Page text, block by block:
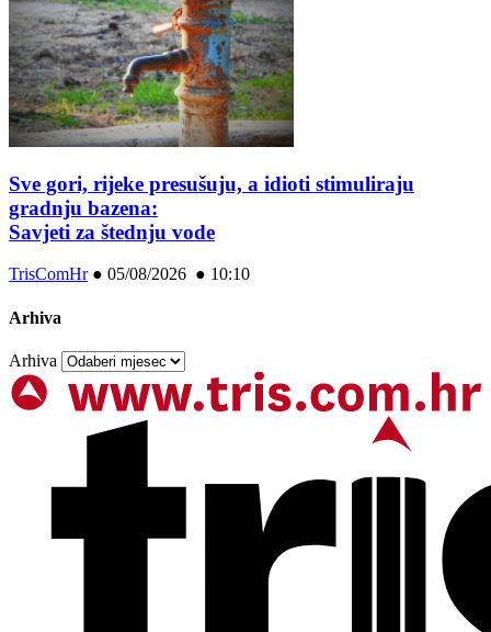
Sve gori, rijeke presušuju, a idioti stimuliraju
gradnju bazena:
Savjeti za štednju vode
TrisComHr● 05/08/2026 ● 10:10
Arhiva
Arhiva